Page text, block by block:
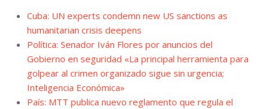
Cuba: UN experts condemn new US sanctions as
humanitarian crisis deepens
Política: Senador Iván Flores por anuncios del
Gobierno en seguridad «La principal herramienta para
golpear al crimen organizado sigue sin urgencia;
Inteligencia Económica»
País: MTT publica nuevo reglamento que regula el